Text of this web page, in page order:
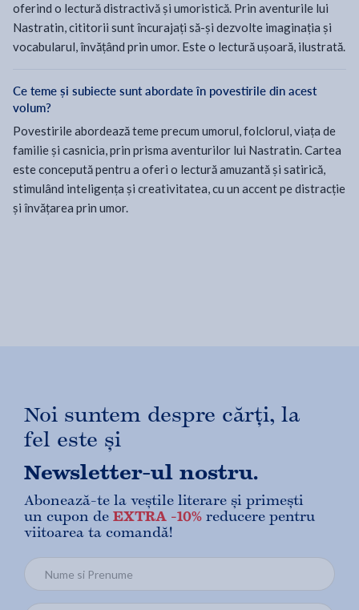
oferind o lectură distractivă și umoristică. Prin aventurile lui
Nastratin, cititorii sunt încurajați să-și dezvolte imaginația și
vocabularul, învățând prin umor. Este o lectură ușoară, ilustrată.
Ce teme și subiecte sunt abordate în povestirile din acest
volum?
Povestirile abordează teme precum umorul, folclorul, viața de
familie și casnicia, prin prisma aventurilor lui Nastratin. Cartea
este concepută pentru a oferi o lectură amuzantă și satirică,
stimulând inteligența și creativitatea, cu un accent pe distracție
și învățarea prin umor.
Noi suntem despre cărți, la
fel este și
Newsletter-ul nostru.
Abonează-te la veștile literare și primești
un cupon de EXTRA -10% reducere pentru
viitoarea ta comandă!